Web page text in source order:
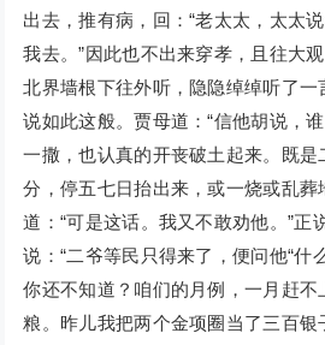
出去，推有病，回：“老太太，太太
我去。”因此也不出来穿孝，且往大
北界墙根下往外听，隐隐绰绰听了
说如此这般。贾母道：“信他胡说，
一撒，也认真的开丧破土起来。既是
分，停五七日抬出来，或一烧或乱葬
道：“可是这话。我又不敢劝他。”正
说：“二爷等民只得来了，便问他“什
你还不知道？咱们的月例，一月赶
粮。昨儿我把两个金项圈当了三百银